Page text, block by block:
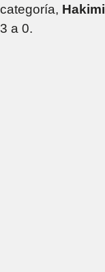
categoría, Hakimi
3 a 0.